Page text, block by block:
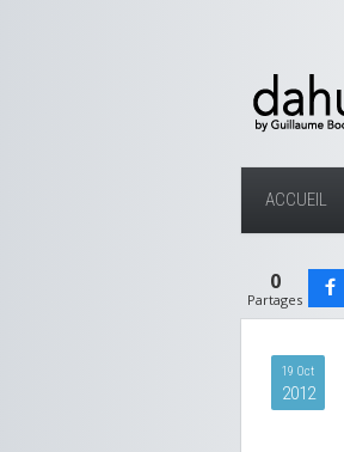
ACCUEIL
0
Partages
19 Oct
2012